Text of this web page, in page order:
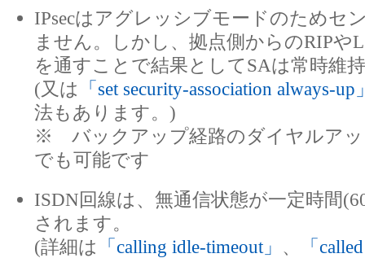
IPsecはアグレッシブモードのためセ
ません。しかし、拠点側からのRIPや
を通すことで結果としてSAは常時維
(又は
「set security-association always-up
法もあります。)
※ バックアップ経路のダイヤルアッ
でも可能です
ISDN回線は、無通信状態が一定時間
されます。
(詳細は
「calling idle-timeout」 、
「